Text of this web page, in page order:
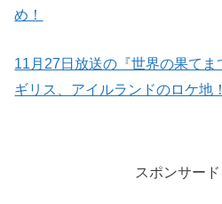
め！
11月27日放送の『世界の果てま
ギリス、アイルランドのロケ地！
スポンサー